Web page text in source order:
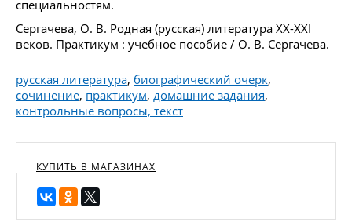
специальностям.
Сергачева, О. В. Родная (русская) литература XX-XXI
веков. Практикум : учебное пособие / О. В. Сергачева.
русская литература, биографический очерк,
сочинение, практикум, домашние задания,
контрольные вопросы, текст
КУПИТЬ В МАГАЗИНАХ